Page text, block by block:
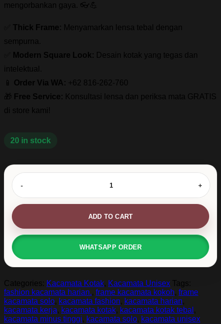
mengorbankan gaya. 👓💪
Thick Frame: Menyamarkan lensa tebal dengan
sempurna.
Modern Square Look: Desain kotak yang tegas dan
intelektual.
📱 Order Via WA: +62 816-262-760
🎁 Free Service: Konsultasi lensa dan periksa mata GRATIS
di store kami!
20 in stock
Kacamata
Kotak
Tebal
Unisex
Cocok
Untuk
Minus
Tinggi
-
ANANYA
05
ADD TO CART
WHATSAPP ORDER
Categories: Kacamata Kotak, Kacamata Unisex Tags:
fashion kacamata harian., frame kacamata kokoh, frame
kacamata solo, kacamata fashion, kacamata harian,
kacamata kerja, kacamata kotak, kacamata kotak tebal ,
kacamata minus tinggi, kacamata solo, kacamata unisex